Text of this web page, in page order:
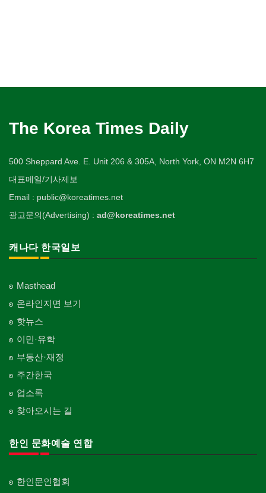
The Korea Times Daily
500 Sheppard Ave. E. Unit 206 & 305A, North York, ON M2N 6H7
대표메일/기사제보
Email : public@koreatimes.net
광고문의(Advertising) : ad@koreatimes.net
캐나다 한국일보
Masthead
온라인지면 보기
핫뉴스
이민·유학
부동산·재정
주간한국
업소록
찾아오시는 길
한인 문화예술 연합
한인문인협회